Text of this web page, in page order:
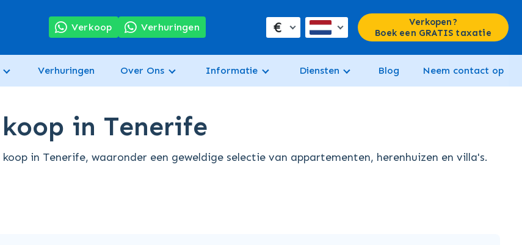
Verkoop Verhuringen €
Verkopen?
Boek een GRATIS taxatie
Verhuringen Over Ons Informatie Diensten Blog Neem contact op
in Tenerife
in Tenerife, waaronder een geweldige selectie van appartementen, herenhuizen en villa's.